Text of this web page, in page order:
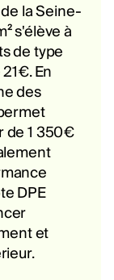
la Seine-
s'élève à
de type
En
des
de 1 350€
DPE
et